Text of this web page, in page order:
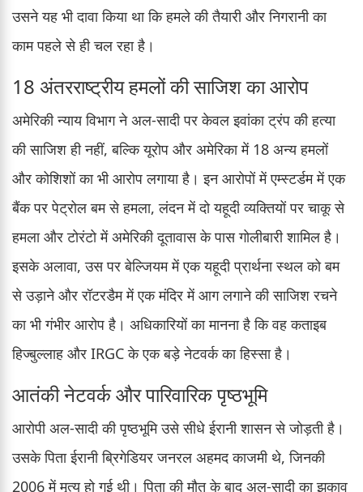
उसने यह भी दावा किया था कि हमले की तैयारी और निगरानी का
काम पहले से ही चल रहा है।
18 अंतरराष्ट्रीय हमलों की साजिश का आरोप
अमेरिकी न्याय विभाग ने अल-सादी पर केवल इवांका ट्रंप की हत्या
की साजिश ही नहीं, बल्कि यूरोप और अमेरिका में 18 अन्य हमलों
और कोशिशों का भी आरोप लगाया है। इन आरोपों में एम्स्टर्डम में एक
बैंक पर पेट्रोल बम से हमला, लंदन में दो यहूदी व्यक्तियों पर चाकू से
हमला और टोरंटो में अमेरिकी दूतावास के पास गोलीबारी शामिल है।
इसके अलावा, उस पर बेल्जियम में एक यहूदी प्रार्थना स्थल को बम
से उड़ाने और रॉटरडैम में एक मंदिर में आग लगाने की साजिश रचने
का भी गंभीर आरोप है। अधिकारियों का मानना है कि वह कताइब
हिज्बुल्लाह और IRGC के एक बड़े नेटवर्क का हिस्सा है।
आतंकी नेटवर्क और पारिवारिक पृष्ठभूमि
आरोपी अल-सादी की पृष्ठभूमि उसे सीधे ईरानी शासन से जोड़ती है।
उसके पिता ईरानी ब्रिगेडियर जनरल अहमद काजमी थे, जिनकी
2006 में मृत्यु हो गई थी। पिता की मौत के बाद अल-सादी का झुकाव